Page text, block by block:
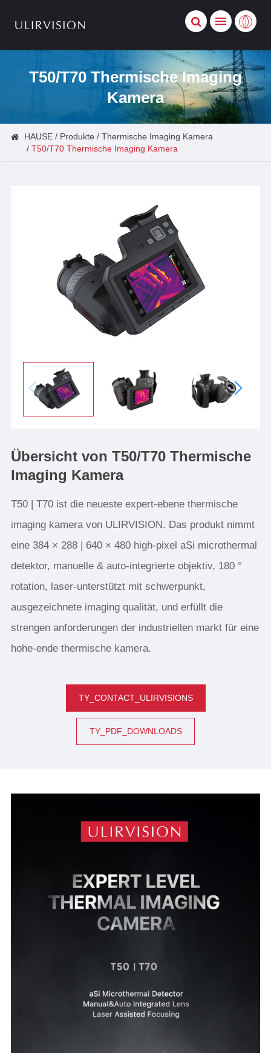
T50/T70 Thermische Imaging
Kamera
HAUSE Produkte
Thermische Imaging Kamera
T50/T70 Thermische Imaging Kamera
Übersicht von T50/T70 Thermische
Imaging Kamera
T50 | T70 ist die neueste expert-ebene thermische
imaging kamera von ULIRVISION. Das produkt nimmt
eine 384 × 288 | 640 × 480 high-pixel aSi microthermal
detektor, manuelle & auto-integrierte objektiv, 180 °
rotation, laser-unterstützt mit schwerpunkt,
ausgezeichnete imaging qualität, und erfüllt die
strengen anforderungen der industriellen markt für eine
hohe-ende thermische kamera.
TY_CONTACT_ULIRVISIONS
TY_PDF_DOWNLOADS